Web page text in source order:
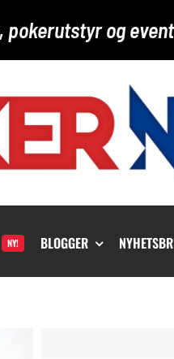
pokerutstyr og
NY! BLOGGER